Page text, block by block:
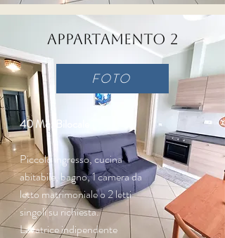
Appartamento 2
FOTO
40 Mq. Bilocale
Piccolo ingresso, cucina
abitabile, bagno, 1 camera da
letto matrimoniale o 2 letti
singoli su richiesta.
Lavatrice indipendente